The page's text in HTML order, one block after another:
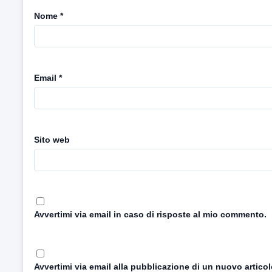
Nome *
Email *
Sito web
Avvertimi via email in caso di risposte al mio commento.
Avvertimi via email alla pubblicazione di un nuovo